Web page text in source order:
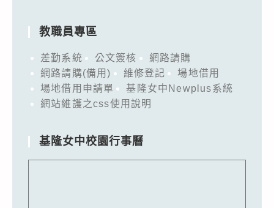
教職員專區
差勤系統 公文簽核
網路請購
網路請購(備用)
維修登記
場地借用
場地借用申請單
基隆女中Newplus系統
網站維護之css使用說明
基隆女中校園行事曆